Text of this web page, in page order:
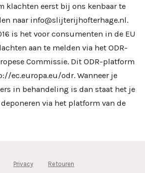
klachten eerst bij ons kenbaar te
naar info@slijterijhofterhage.nl.
is het voor consumenten in de EU
aan te melden via het ODR-
Commissie. Dit ODR-platform
ec.europa.eu/odr. Wanneer je
in behandeling is dan staat het je
via het platform van de
Privacy Retouren